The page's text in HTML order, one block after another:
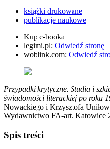
książki drukowane
publikacje naukowe
Kup e-booka
legimi.pl: Odwiedź stronę
woblink.com: Odwiedź
Przypadki krytyczne. Studia i
świadomości literackiej po roku
Nowackiego i Krzysztofa
Wydawnictwo FA-art. Katowice
Spis treści